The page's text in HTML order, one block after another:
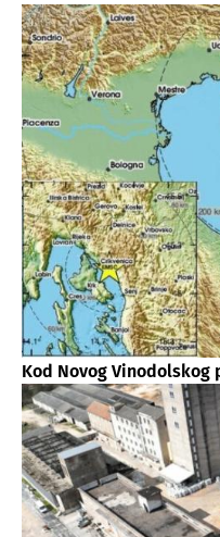
Kod Novog Vinodolskog